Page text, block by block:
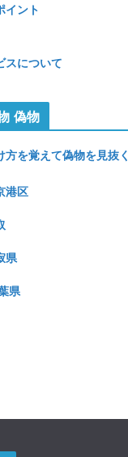
イント
スについて
偽物
を覚えて偽物を見抜く
港区
県
県